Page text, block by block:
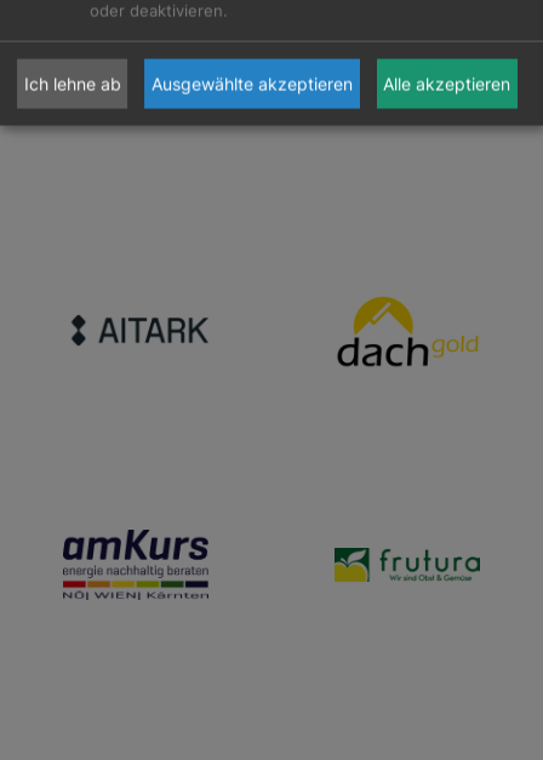
oder deaktivieren.
Ich lehne ab Ausgewählte akzeptieren Alle akzeptieren